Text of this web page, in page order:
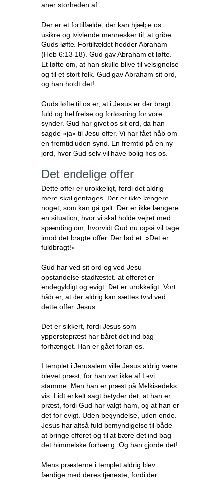
aner storheden af.
Der er et fortilfælde, der kan hjælpe os
usikre og tvivlende mennesker til, at gribe
Guds løfte. Fortilfældet hedder Abraham
(Heb 6:13-18). Gud gav Abraham et løfte.
Et løfte om, at han skulle blive til velsignelse
og til et stort folk. Gud gav Abraham sit ord,
og han holdt det!
Guds løfte til os er, at i Jesus er der bragt
fuld og hel frelse og forløsning for vore
synder. Gud har givet os sit ord, da han
sagde »ja« til Jesu offer. Vi har fået håb om
en fremtid uden synd. En fremtid på en ny
jord, hvor Gud selv vil have bolig hos os.
Det endelige offer
Dette offer er urokkeligt, fordi det aldrig
mere skal gentages. Der er ikke længere
noget, som kan gå galt. Der er ikke længere
en situation, hvor vi skal holde vejret med
spænding om, hvorvidt Gud nu også vil tage
imod det bragte offer. Der lød et: »Det er
fuldbragt!«
Gud har ved sit ord og ved Jesu
opstandelse stadfæstet, at offeret er
endegyldigt og evigt. Det er urokkeligt. Vort
håb er, at der aldrig kan sættes tvivl ved
dette offer, Jesus.
Det er sikkert, fordi Jesus som
ypperstepræst har båret det ind bag
forhænget. Han er gået foran os.
I templet i Jerusalem ville Jesus aldrig være
blevet præst, for han var ikke af Levi
stamme. Men han er præst på Melkisedeks
vis. Lidt enkelt sagt betyder det, at han er
præst, fordi Gud har valgt ham, og at han er
det for evigt. Uden begyndelse, uden ende.
Jesus har altså fuld bemyndigelse til både
at bringe offeret og til at bære det ind bag
det himmelske forhæng. Og han gjorde det!
Mens præsterne i templet aldrig blev
færdige med deres tjeneste, fordi der